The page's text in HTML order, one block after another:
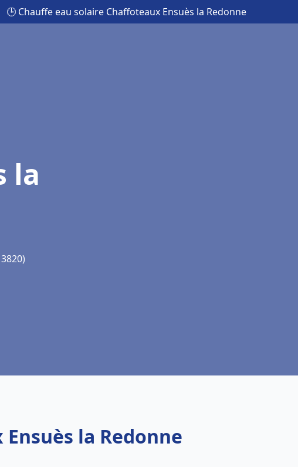
🕒 Chauffe eau solaire Chaffoteaux Ensuès la Redonne
la
la Redonne